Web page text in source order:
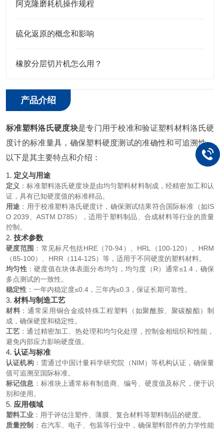
阿克隆磨耗机操作规程
硫化返原的概念和影响
橡胶分层切片机怎么用？
产品介绍
标准塑料洛氏硬度块是专门用于校准和验证塑料材料洛氏硬
度计的标准量具，确保塑料硬度测试的准确性和可追溯性。
以下是其主要特点和介绍：
1. 定义与用途
定义 ：标准塑料洛氏硬度块是由均匀塑料材料制成，经精密加工和认
证，具有已知硬度值的标准样品。
用途 ：用于校准塑料洛氏硬度计，确保测试结果符合国际标准（如IS
O 2039、ASTM D785），适用于塑料制品、合成材料等行业的质量
控制。
2. 技术参数
硬度范围 ：常见标尺包括HRE（70-94）、HRL（100-120）、HRM
（85-100）、HRR（114-125）等，适用于不同硬度的塑料材料。
均匀性：硬度值在块体表面分布均匀，均匀度（R）通常≤1.4，确保
多点测试的一致性。
稳定性 ：一年内稳定度≤0.4，三年内≤0.3，保证长期可靠性。
3. 材料与制造工艺
材料 ：通常采用铜合金或特殊工程塑料（如聚酰胺、聚碳酸酯）制
成，确保硬度和稳定性。
工艺 ：通过精密加工、热处理和均匀化处理，控制金相组织和性能，
避免内部应力影响硬度值。
4. 认证与标准
认证机构：需通过中国计量科学研究院（NIM）等机构认证，确保量
值可追溯至国际标准。
标记信息 ：标准块上通常标有制造商、编号、硬度值及标尺，便于识
别和使用。
5. 应用领域
塑料工业 ：用于评估注塑件、薄膜、复合材料等塑料制品的硬度。
质量控制
：在汽车、电子、包装等行业中，确保塑料部件的力学性能